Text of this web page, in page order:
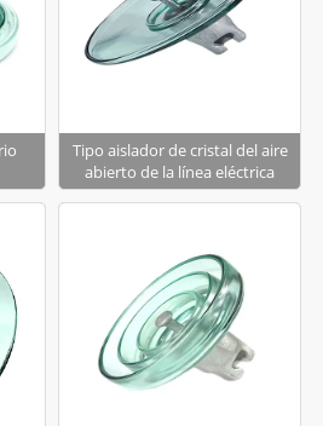
Tipo aislador de cristal del aire
abierto de la línea eléctrica